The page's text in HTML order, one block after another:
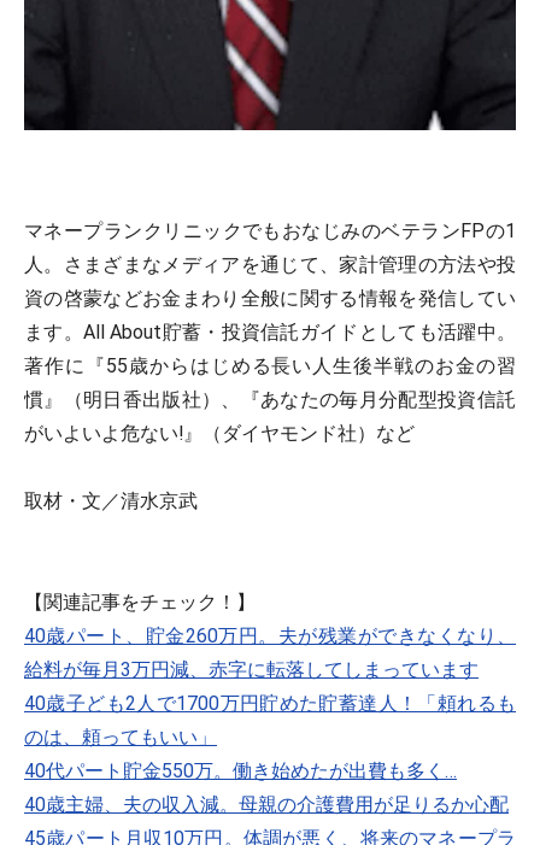
マネープランクリニックでもおなじみのベテランFPの1
人。さまざまなメディアを通じて、家計管理の方法や投
資の啓蒙などお金まわり全般に関する情報を発信してい
ます。All About貯蓄・投資信託ガイドとしても活躍中。
著作に『55歳からはじめる長い人生後半戦のお金の習
慣』（明日香出版社）、『あなたの毎月分配型投資信託
がいよいよ危ない!』（ダイヤモンド社）など
取材・文／清水京武
【関連記事をチェック！】
40歳パート、貯金260万円。夫が残業ができなくなり、
給料が毎月3万円減、赤字に転落してしまっています
40歳子ども2人で1700万円貯めた貯蓄達人！「頼れるも
のは、頼ってもいい」
40代パート貯金550万。働き始めたが出費も多く…
40歳主婦、夫の収入減。母親の介護費用が足りるか心配
45歳パート月収10万円。体調が悪く、将来のマネープラ